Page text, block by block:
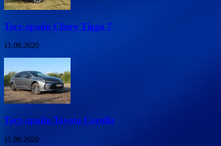
Тест-драйв Chery Tiggo 7
11.08.2020
Тест-драйв Toyota Corolla
11.08.2020